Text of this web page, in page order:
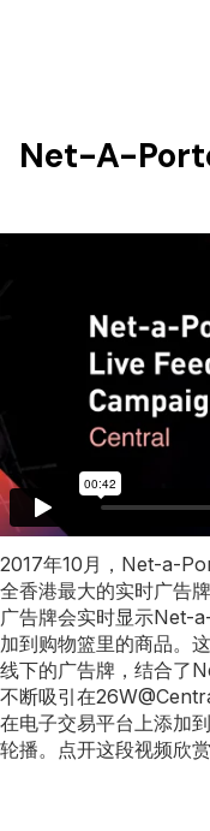
Net-A-
2017年10月，Net-a-
全香港最大的实时广告
广告牌会实时显示Net-
加到购物篮里的商品。
线下的广告牌，结合了
不断吸引在
在电子交易平台上添加
轮播。点开这段视频欣